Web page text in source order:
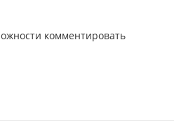
комментировать